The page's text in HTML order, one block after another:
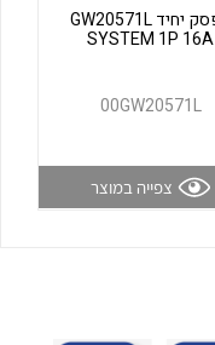
לכל מוצרי היצרן
מפסק יחיד GW20571L
SYSTEM 1P 16A
00GW20571L
צפייה במוצר